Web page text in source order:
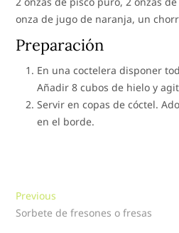
onza de jugo de naranja, un
Preparación
En una coctelera disponer
Añadir 8 cubos de hielo y
Servir en copas de cóctel.
en el borde.
Navegación
de
Previous
post:
Sorbete de fresones o fresas